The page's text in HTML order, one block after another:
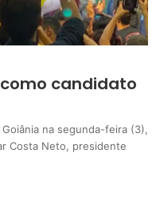
como candidato
na segunda-feira (3),
Costa Neto, presidente